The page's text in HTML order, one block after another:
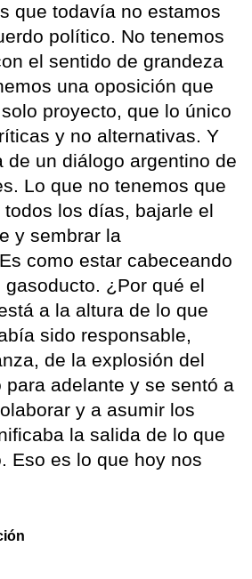
que todavía no estamos
político. No tenemos
el sentido de grandeza
una oposición que
proyecto, que lo único
y no alternativas. Y
de un diálogo argentino de
Lo que no tenemos que
los días, bajarle el
y sembrar la
como estar cabeceando
¿Por qué el
a la altura de lo que
sido responsable,
de la explosión del
para adelante y se sentó a
y a asumir los
la salida de lo que
Eso es lo que hoy nos